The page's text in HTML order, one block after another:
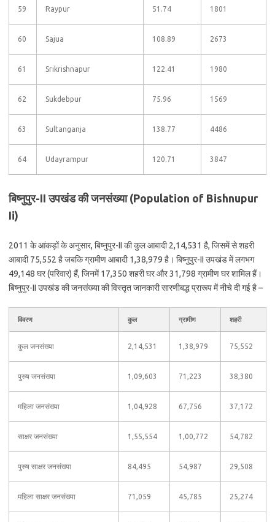
59 Raypur 51.74 1801
60 Sajua 108.89 2673
61 Srikrishnapur 122.41 1980
62 Sukdebpur 75.96 1569
63 Sultanganja 138.77 4486
64 Udayrampur 120.71 3847
बिष्नुपुर-II उपखंड की जनसंख्या (Population of Bishnupur
Ii)
2011 के आंकड़ों के अनुसार, बिष्नुपुर-II की कुल आबादी 2,14,531 है, जिसमें से शहरी
आबादी 75,552 है जबकि ग्रामीण आबादी 1,38,979 है। बिष्नुपुर-II उपखंड में लगभग
49,148 घर (परिवार) हैं, जिनमें 17,350 शहरी घर और 31,798 ग्रामीण घर शामिल हैं।
बिष्नुपुर-II उपखंड की जनसंख्या की विस्तृत जानकारी सारणीबद्ध प्रारूप में नीचे दी गई है –
विवरण कुल ग्रामीण शहरी
कुल जनसंख्या 2,14,531 1,38,979 75,552
पुरुष जनसंख्या 1,09,603 71,223 38,380
महिला जनसंख्या 1,04,928 67,756 37,172
साक्षर जनसंख्या 1,55,554 1,00,772 54,782
पुरुष साक्षर जनसंख्या 84,495 54,987 29,508
महिला साक्षर जनसंख्या 71,059 45,785 25,274